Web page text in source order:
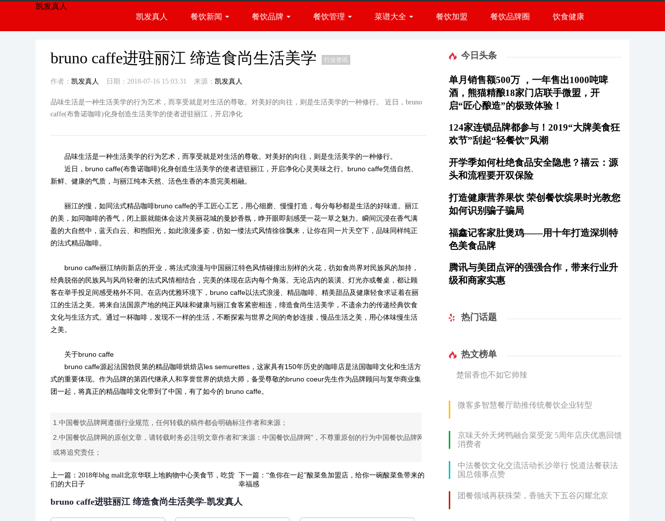
凯发真人
凯发真人
餐饮新闻
行业资讯
餐饮品牌
火锅品牌
快餐品牌
西餐品牌
餐饮管理 菜谱大全 餐饮加盟 餐饮品牌圈 饮食健康
bruno caffe进驻丽江 缔造食尚生活美学 行业资讯
作者： 凯发真人 日期：2018-07-16 15:03:31 来源： 凯发真人
品味生活是一种生活美学的行为艺术，而享受就是对生活的尊敬。对美好的向往，则是生活美学的一种修行。 近日，bruno
caffe(布鲁诺咖啡)化身创造生活美学的使者进驻丽江，开启净化
品味生活是一种生活美学的行为艺术，而享受就是对生活的尊敬。对美好的向往，则是生活美学的一种修行。
近日，bruno caffe(布鲁诺咖啡)化身创造生活美学的使者进驻丽江，开启净化心灵美味之行。bruno caffe凭借自然、
新鲜、健康的气质，与丽江纯本天然、活色生香的本质完美相融。
丽江的慢，如同法式精品咖啡bruno caffe的手工匠心工艺，用心细磨、慢慢打造，每分每秒都是生活的好味道。丽江
的美，如同咖啡的香气，闭上眼就能体会这片美丽花城的曼妙香氛，睁开眼即刻感受一花一草之魅力。瞬间沉浸在香气满
盈的大自然中，蓝天白云、和煦阳光，如此浪漫多姿，彷如一缕法式风情徐徐飘来，让你在同一片天空下，品味同样纯正
的法式精品咖啡。
bruno caffe丽江纳街新店的开业，将法式浪漫与中国丽江特色风情碰撞出别样的火花，彷如食尚界对民族风的加持，
经典脱俗的民族风与风尚轻奢的法式风情相结合，完美的体现在店内每个角落。无论店内的装潢、灯光亦或餐桌，都让顾
客在举手投足间感受格外不同。在店内优雅环境下，bruno caffe以法式浪漫、精品咖啡、精美甜品及健康轻食求证着在丽
江的生活之美。将来自法国原产地的纯正风味和健康与丽江食客紧密相连，缔造食尚生活美学，不遗余力的传递经典饮食
文化与生活方式。通过一杯咖啡，发现不一样的生活，不断探索与世界之间的奇妙连接，慢品生活之美，用心体味慢生活
之美。
关于bruno caffe
bruno caffe源起法国勃艮第的精品咖啡烘焙店les semurettes，这家具有150年历史的咖啡店是法国咖啡文化和生活方
式的重要体现。作为品牌的第四代继承人和享誉世界的烘焙大师，备受尊敬的bruno coeur先生作为品牌顾问与复华商业集
团一起，将真正的精品咖啡文化带到了中国，有了如今的 bruno caffe。
1.中国餐饮品牌网遵循行业规范，任何转载的稿件都会明确标注作者和来源；
2.中国餐饮品牌网的原创文章，请转载时务必注明文章作者和"来源：中国餐饮品牌网"，不尊重原创的行为中国餐饮品牌网
或将追究责任；
上一篇： 2018年bhg mall北京华联上地购物中心美食节，吃货
们的大日子
下一篇： “鱼你在一起”酸菜鱼加盟店，给你一碗酸菜鱼带来的
幸福感
bruno caffe进驻丽江 缔造食尚生活美学-凯发真人
今日头条
单月销售额500万 ，一年售出1000吨啤
酒，熊猫精酿18家门店联手微盟，开
启“匠心酿造”的极致体验！
124家连锁品牌都参与！2019“大牌美食狂
欢节”刮起“轻餐饮”风潮
开学季如何杜绝食品安全隐患？禧云：源
头和流程要开双保险
打造健康营养果饮 荣创餐饮缤果时光教您
如何识别骗子骗局
福鑫记客家肚煲鸡——用十年打造深圳特
色美食品牌
腾讯与美团点评的强强合作，带来行业升
级和商家实惠
热门话题
热文榜单
楚留香也不如它帅辣
微客多智慧餐厅助推传统餐饮企业转型
京味天外天烤鸭融合菜受宠 5周年店庆优惠回馈
消费者
中法餐饮文化交流活动长沙举行 悦道法餐获法
国总领事点赞
团餐领域再获殊荣，香驰天下五谷闪耀北京